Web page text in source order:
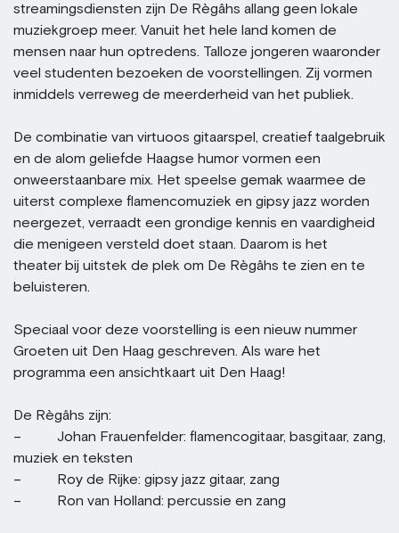
streamingsdiensten zijn De Règâhs allang geen lokale
muziekgroep meer. Vanuit het hele land komen de
mensen naar hun optredens. Talloze jongeren waaronder
veel studenten bezoeken de voorstellingen. Zij vormen
inmiddels verreweg de meerderheid van het publiek.
De combinatie van virtuoos gitaarspel, creatief taalgebruik
en de alom geliefde Haagse humor vormen een
onweerstaanbare mix. Het speelse gemak waarmee de
uiterst complexe flamencomuziek en gipsy jazz worden
neergezet, verraadt een grondige kennis en vaardigheid
die menigeen versteld doet staan. Daarom is het
theater bij uitstek de plek om De Règâhs te zien en te
beluisteren.
Speciaal voor deze voorstelling is een nieuw nummer
Groeten uit Den Haag geschreven. Als ware het
programma een ansichtkaart uit Den Haag!
De Règâhs zijn:
– Johan Frauenfelder: flamencogitaar, basgitaar, zang,
muziek en teksten
– Roy de Rijke: gipsy jazz gitaar, zang
– Ron van Holland: percussie en zang